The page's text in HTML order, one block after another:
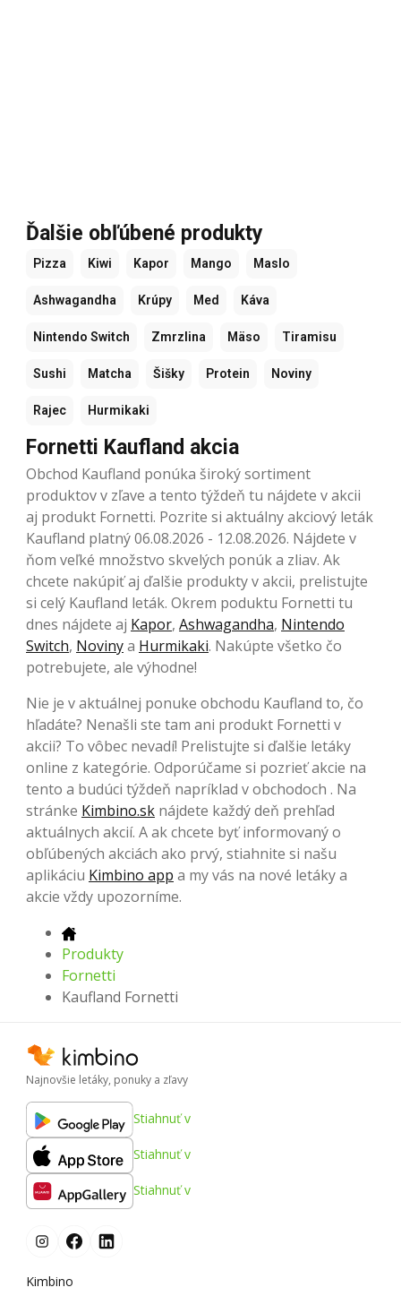
Ďalšie obľúbené produkty
Pizza Kiwi Kapor Mango Maslo
Ashwagandha Krúpy Med Káva
Nintendo Switch Zmrzlina Mäso Tiramisu
Sushi Matcha Šišky Protein Noviny
Rajec Hurmikaki
Fornetti Kaufland akcia
Obchod Kaufland ponúka široký sortiment
produktov v zľave a tento týždeň tu nájdete v akcii
aj produkt Fornetti. Pozrite si aktuálny akciový leták
Kaufland platný 06.08.2026 - 12.08.2026. Nájdete v
ňom veľké množstvo skvelých ponúk a zliav. Ak
chcete nakúpiť aj ďalšie produkty v akcii, prelistujte
si celý Kaufland leták. Okrem poduktu Fornetti tu
dnes nájdete aj Kapor, Ashwagandha, Nintendo
Switch, Novinya Hurmikaki. Nakúpte všetko čo
potrebujete, ale výhodne!
Nie je v aktuálnej ponuke obchodu Kaufland to, čo
hľadáte? Nenašli ste tam ani produkt Fornetti v
akcii? To vôbec nevadí! Prelistujte si ďalšie letáky
online z kategórie. Odporúčame si pozrieť akcie na
tento a budúci týždeň napríklad v obchodoch . Na
stránke Kimbino.sk nájdete každý deň prehľad
aktuálnych akcií. A ak chcete byť informovaný o
obľúbených akciách ako prvý, stiahnite si našu
aplikáciu Kimbino app a my vás na nové letáky a
akcie vždy upozorníme.
Produkty
Fornetti
Kaufland Fornetti
Najnovšie letáky, ponuky a zľavy
Stiahnuť v
Stiahnuť v
Stiahnuť v
Kimbino